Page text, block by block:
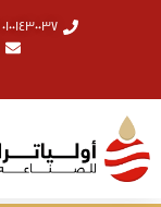
٠١٠٠١٤٣٠٠٣٧ (٢+)